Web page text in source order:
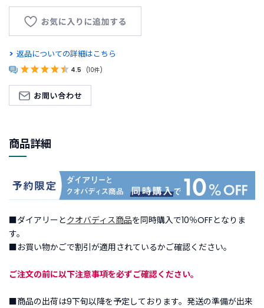
着
商
す
め
フ
ト
ラ
ッ
ン
返品についての詳細はこちら
4.5 (10件)
商品詳細
■ダイアリーとクオバディス商品を同時購入で10％OFFとなりま
す。
■お買い物かごで割引が適用されているかご確認ください。
ご注文の前に以下注意事項を必ずご確認ください。
■商品の出荷は9下旬以降を予定しております。発送の準備が出来